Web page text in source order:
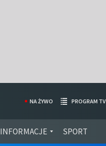
INFORMACJE SPORT
NA ŻYWO PROGRAM TV